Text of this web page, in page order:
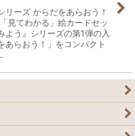
リーズ からだをあらおう！
見てわかる」絵カードセッ
よう』シリーズの第1弾の入
あらおう！」をコンパクト